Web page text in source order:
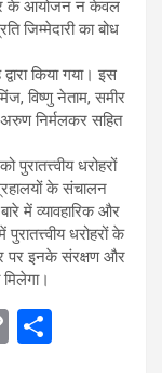
के आयोजन न केवल
जिम्मेदारी का बोध
किया गया। इस
विष्णु नेताम, समीर
निर्मलकर सहित
पुरातत्त्वीय धरोहरों
के संचालन
में व्यावहारिक और
धरोहरों के
पर इनके संरक्षण और
C